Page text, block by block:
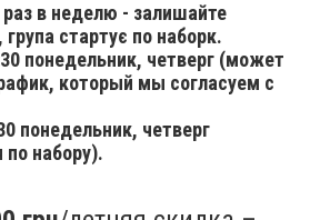
раз в неделю - залишайте
стартує по наборк.
понедельник, четверг (может
который мы согласуем с
понедельник, четверг
по набору).